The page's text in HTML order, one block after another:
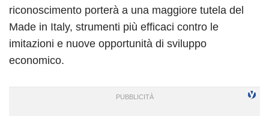
riconoscimento porterà a una maggiore tutela del
Made in Italy, strumenti più efficaci contro le
imitazioni e nuove opportunità di sviluppo
economico.